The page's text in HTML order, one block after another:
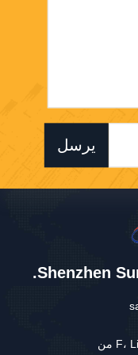
يرسل
Shenzhen
4/F، Lifeng Building، 42# من